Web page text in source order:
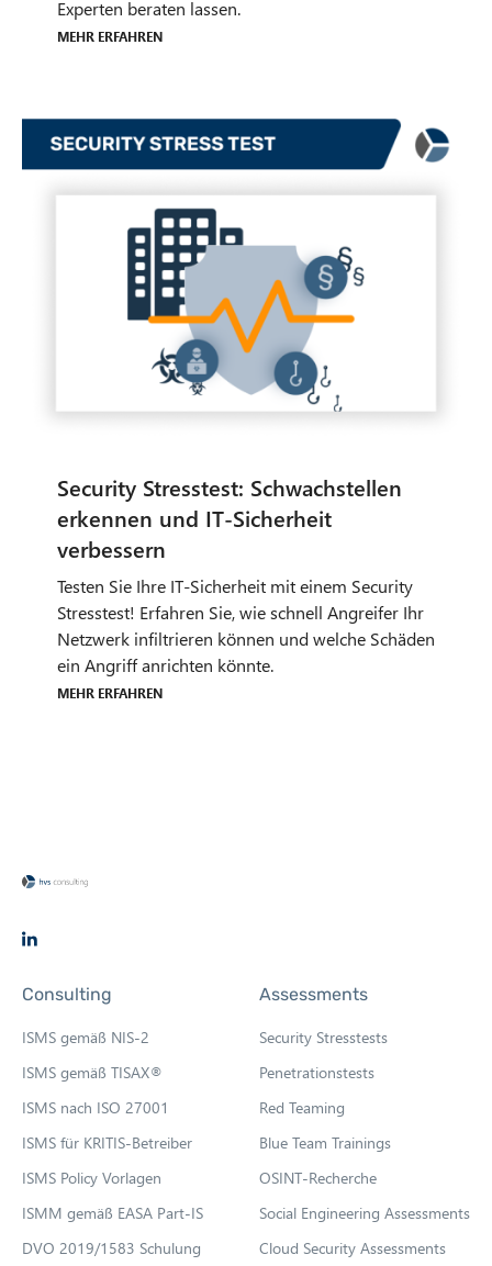
Experten beraten lassen.
Mehr erfahren
Testen Sie Ihre IT-Sicherheit mit einem Security
Stresstest! Erfahren Sie, wie schnell Angreifer Ihr
Netzwerk infiltrieren können und welche Schäden
ein Angriff anrichten könnte.
Mehr erfahren
e
i
n
n
e
t
a
Consulting
ISMS gemäß NIS-2
ISMS gemäß TISAX®
ISMS nach ISO 27001
ISMS für KRITIS-Betreiber
ISMS Policy Vorlagen
ISMM gemäß EASA Part-IS
DVO 2019/1583 Schulung
Assessments
Security Stresstests
Penetrationstests
Red Teaming
Blue Team Trainings
OSINT-Recherche
Social Engineering Assessments
Cloud Security Assessments